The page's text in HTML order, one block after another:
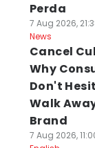
Perda
7 Aug 2026,
News
Cancel
Why
Don't
Walk
Brand
7 Aug 2026,